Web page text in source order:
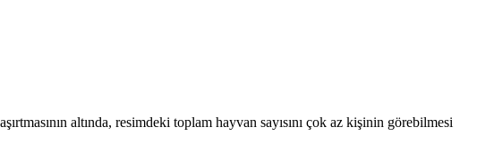
altında, resimdeki toplam hayvan sayısını çok az kişinin görebilmesi